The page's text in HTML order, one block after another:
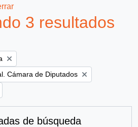
3 resultados
Cámara de Diputados
de búsqueda